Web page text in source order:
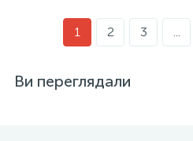
1 2 3 ...
Ви переглядали